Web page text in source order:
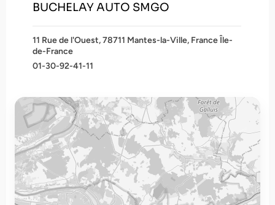
BUCHELAY AUTO SMGO
11 Rue de l'Ouest, 78711 Mantes-la-Ville, France Île-
de-France
01-30-92-41-11